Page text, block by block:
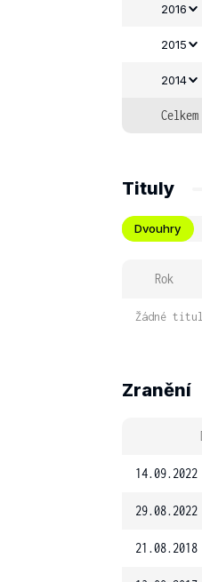
2016
2015
2014
Celkem
Tituly
Dvouhry
Rok
Žádné
Zranění